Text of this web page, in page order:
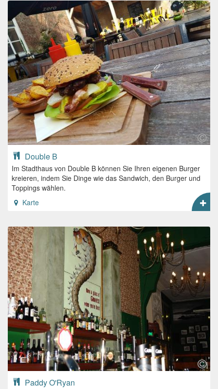
Double B
Im Stadthaus von Double B können Sie Ihren eigenen Burger
kreieren, indem Sie Dinge wie das Sandwich, den Burger und
Toppings wählen.
Karte
Paddy O'Ryan